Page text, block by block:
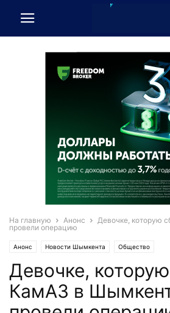
На главную Анонс
Девочке, которую
провели операцию
Анонс Новости Шымкента Общество
Девочке,
КамАЗ в